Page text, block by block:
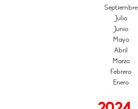
Septiembre
Julio
Junio
Mayo
Abril
Marzo
Febrero
Enero